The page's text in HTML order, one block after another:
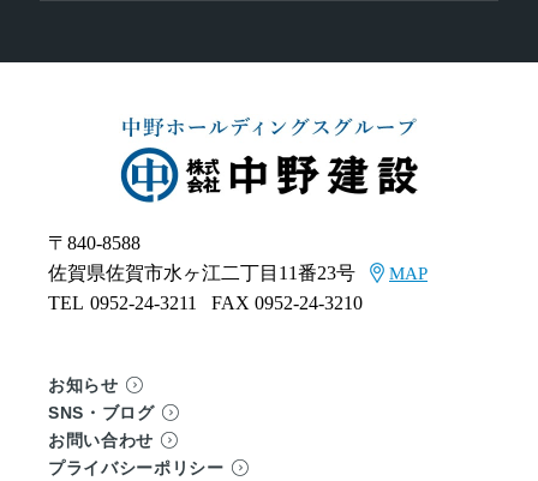
〒840-8588
佐賀県佐賀市水ヶ江二丁目11番23号
MAP
TEL 0952-24-3211 FAX 0952-24-3210
お知らせ
SNS・ブログ
お問い合わせ
プライバシーポリシー